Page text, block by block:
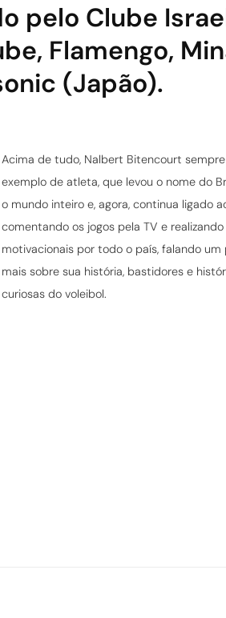
pelo Clube
Flamengo,
(Japão).
Acima de tudo, Nalbert Bitencourt
exemplo de atleta, que levou o nome do
o mundo inteiro e, agora, continua ligado
comentando os jogos pela TV e
motivacionais por todo o país, falando um
mais sobre sua história, bastidores e
curiosas do voleibol.